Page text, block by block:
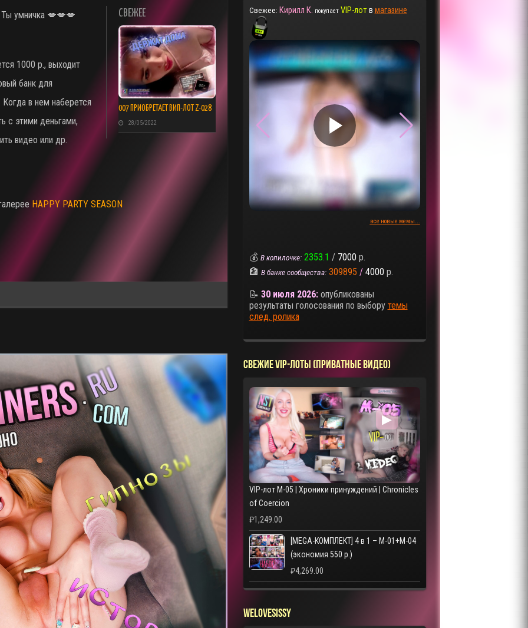
СВЕЖЕЕ
007 ПРИОБРЕТАЕТ ВИП-ЛОТ Z-028
28/05/2022
умничка 💋💋💋
1000 р., выходит
банк для
в нем наберется
с этими деньгами,
видео или др.
HAPPY PARTY SEASON
Свежее: Кирилл К. покупает VIP-лотв магазине
▶
все новые мемы...
💰 В копилочке: 2353.1 / 7000 р.
🏦 В банке сообщества: 309895 / 4000 р.
📝 30 июля 2026:опубликованы
результаты голосования по выбору темы
след. ролика
СВЕЖИЕ VIP-ЛОТЫ (ПРИВАТНЫЕ ВИДЕО)
▶
VIP-лот M-05 | Хроники принуждений | Chronicles
of Coercion
₽1,249.00
[MEGA-КОМПЛЕКТ] 4 в 1 – M-01+M-04
(экономия 550 р.)
₽4,269.00
WELOVESISSY